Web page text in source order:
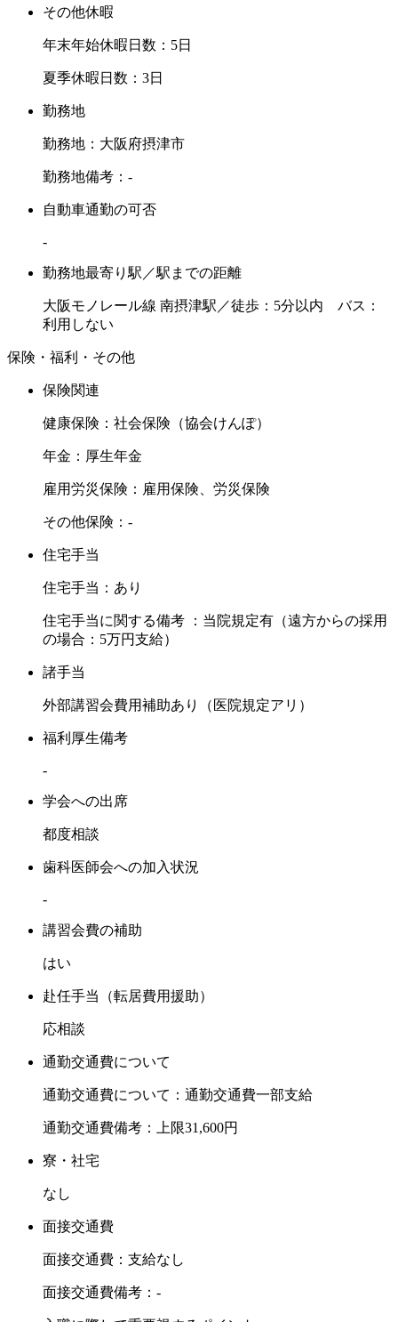
その他休暇
年末年始休暇日数：5日
夏季休暇日数：3日
勤務地
勤務地：大阪府摂津市
勤務地備考：-
自動車通勤の可否
-
勤務地最寄り駅／駅までの距離
大阪モノレール線 南摂津駅／徒歩：5分以内 バス：
利用しない
保険・福利・その他
保険関連
健康保険：社会保険（協会けんぽ）
年金：厚生年金
雇用労災保険：雇用保険、労災保険
その他保険：-
住宅手当
住宅手当：あり
住宅手当に関する備考 ：当院規定有（遠方からの採用
の場合：5万円支給）
諸手当
外部講習会費用補助あり（医院規定アリ）
福利厚生備考
-
学会への出席
都度相談
歯科医師会への加入状況
-
講習会費の補助
はい
赴任手当（転居費用援助）
応相談
通勤交通費について
通勤交通費について：通勤交通費一部支給
通勤交通費備考：上限31,600円
寮・社宅
なし
面接交通費
面接交通費：支給なし
面接交通費備考：-